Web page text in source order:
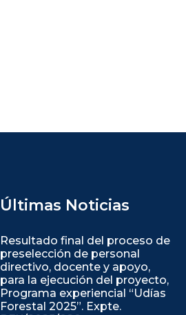
Últimas Noticias
Resultado final del proceso de
preselección de personal
directivo, docente y apoyo,
para la ejecución del proyecto,
Programa experiencial “Udías
Forestal 2025”. Expte.